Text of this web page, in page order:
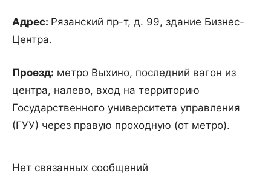
Адрес: Рязанский пр-т, д. 99, здание Бизнес-
Центра.
Проезд: метро Выхино, последний вагон из
центра, налево, вход на территорию
Государственного университета управления
(ГУУ) через правую проходную (от метро).
Нет связанных сообщений